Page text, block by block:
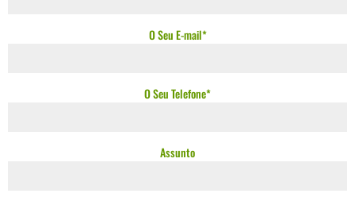
O Seu E-mail*
O Seu Telefone*
Assunto